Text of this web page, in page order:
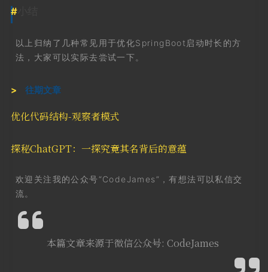
小结
以上归纳了几种常见用于优化SpringBoot启动时长的方
法，大家可以实际去尝试一下。
往期文章
优化代码结构-观察者模式
探秘ChatGPT：一探究竟其名背后的意蕴
欢迎关注我的公众号“CodeJames”，有想法可以私信交
流。
本篇文章来源于微信公众号: CodeJames